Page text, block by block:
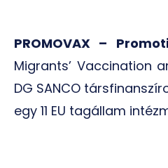
PROMOVAX –
Migrants’ Vaccination
DG SANCO
egy 11 EU tagállam